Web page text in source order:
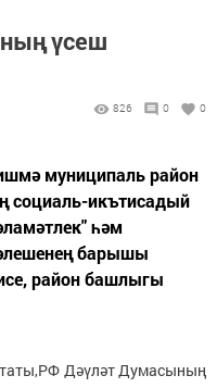
үсеш
826 0 0
муниципаль район
икътисадый
һәм
барышы
район башлыгы
Дәүләт Думасының